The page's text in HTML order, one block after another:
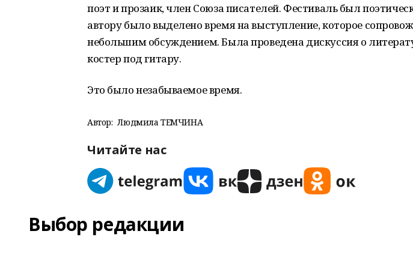
поэт и прозаик, член Союза писателей. Фестиваль был
автору было выделено время на выступление, которое
небольшим обсуждением. Была проведена дискуссия о
костер под гитару.
Это было незабываемое время.
Автор: Людмила ТЕМЧИНА
Читайте нас
Выбор редакции